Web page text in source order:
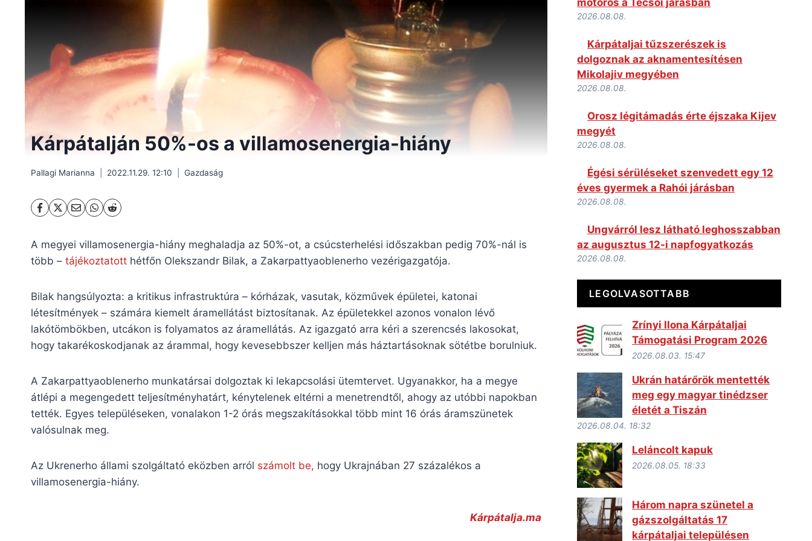
Kárpátalján 50%-os a villamosenergia-hiány
Pallagi Marianna 2022.11.29. 12:10 Gazdaság
A megyei villamosenergia-hiány meghaladja az 50%-ot, a csúcsterhelési időszakban pedig 70%-nál is
több – tájékoztatott hétfőn Olekszandr Bilak, a Zakarpattyaoblenerho vezérigazgatója.
Bilak hangsúlyozta: a kritikus infrastruktúra – kórházak, vasutak, közművek épületei, katonai
létesítmények – számára kiemelt áramellátást biztosítanak. Az épületekkel azonos vonalon lévő
lakótömbökben, utcákon is folyamatos az áramellátás. Az igazgató arra kéri a szerencsés lakosokat,
hogy takarékoskodjanak az árammal, hogy kevesebbszer kelljen más háztartásoknak sötétbe borulniuk.
A Zakarpattyaoblenerho munkatársai dolgoztak ki lekapcsolási ütemtervet. Ugyanakkor, ha a megye
átlépi a megengedett teljesítményhatárt, kénytelenek eltérni a menetrendtől, ahogy az utóbbi napokban
tették. Egyes településeken, vonalakon 1-2 órás megszakításokkal több mint 16 órás áramszünetek
valósulnak meg.
Az Ukrenerho állami szolgáltató eközben arról számolt be, hogy Ukrajnában 27 százalékos a
villamosenergia-hiány.
Kárpátalja.ma
2026.08.08.
Kárpátaljai tűzszerészek is
dolgoznak az aknamentesítésen
Mikolajiv megyében
2026.08.08.
Orosz légitámadás érte éjszaka Kijev
megyét
2026.08.08.
Égési sérüléseket szenvedett egy 12
éves gyermek a Rahói járásban
2026.08.08.
Ungvárról lesz látható leghosszabban
az augusztus 12-i napfogyatkozás
2026.08.08.
LEGOLVASOTTABB
Zrínyi Ilona Kárpátaljai
Támogatási Program 2026
2026.08.03. 15:47
Ukrán határőrök mentették
meg egy magyar tinédzser
életét a Tiszán
2026.08.04. 18:32
Leláncolt kapuk
2026.08.05. 18:33
Három napra szünetel a
gázszolgáltatás 17
kárpátaljai településen